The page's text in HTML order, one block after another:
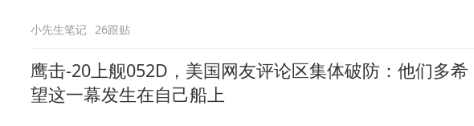
小先生笔记 26跟贴
鹰击-20上舰052D，美国网友评论区集体破防：他们多希
望这一幕发生在自己船上